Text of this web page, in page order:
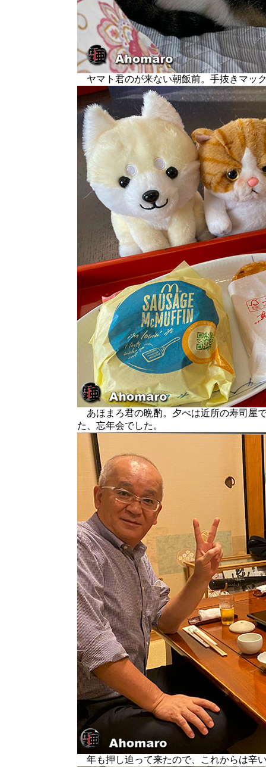
ヤマト君のが来ない朝飯前。手抜きマッ
あほまろ君の晩酌。夕べは近所の寿司屋
た、忘年会でした。
年も押し迫って来たので、これからは辛